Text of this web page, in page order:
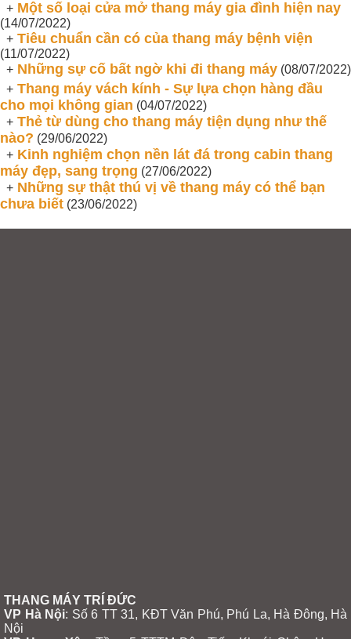
+ Một số loại cửa mở thang máy gia đình hiện nay
(14/07/2022)
+ Tiêu chuẩn cần có của thang máy bệnh viện
(11/07/2022)
+ Những sự cố bất ngờ khi đi thang máy (08/07/2022)
+ Thang máy vách kính - Sự lựa chọn hàng đầu
cho mọi không gian (04/07/2022)
+ Thẻ từ dùng cho thang máy tiện dụng như thế
nào? (29/06/2022)
+ Kinh nghiệm chọn nền lát đá trong cabin thang
máy đẹp, sang trọng (27/06/2022)
+ Những sự thật thú vị về thang máy có thể bạn
chưa biết (23/06/2022)
THANG MÁY TRÍ ĐỨC
VP Hà Nội: Số 6 TT 31, KĐT Văn Phú, Phú La, Hà Đông, Hà
Nội